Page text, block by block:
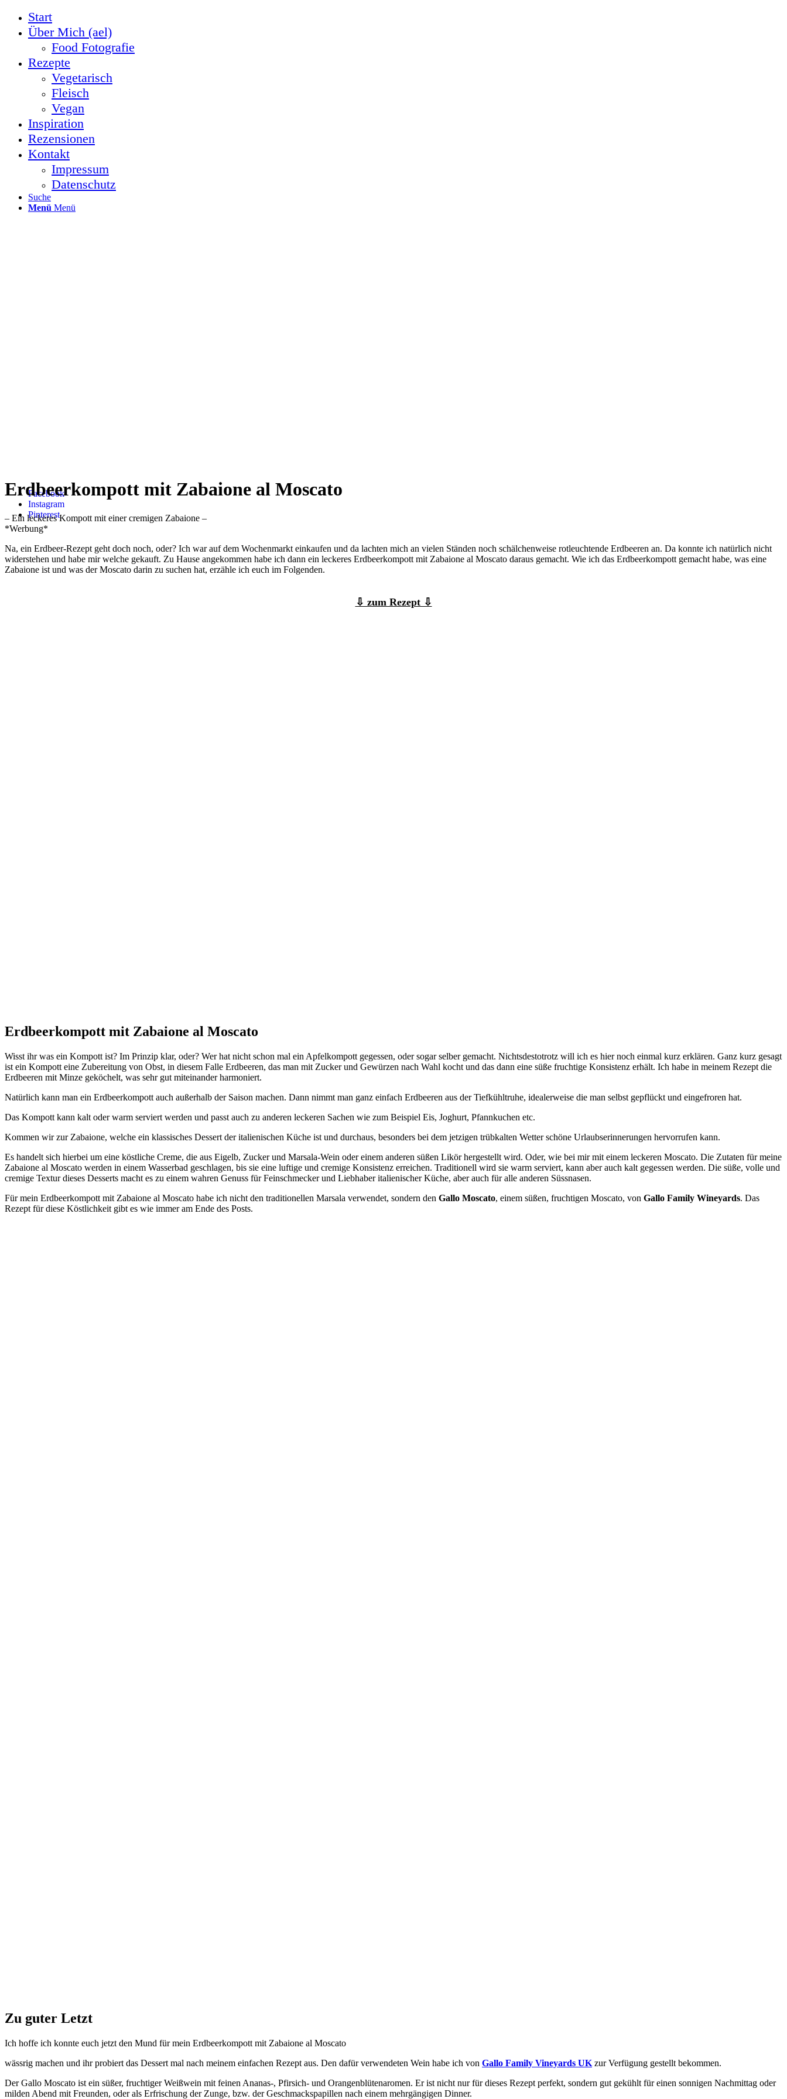
Start
Über Mich (ael)
Food Fotografie
Rezepte
Vegetarisch
Fleisch
Vegan
Inspiration
Rezensionen
Kontakt
Impressum
Datenschutz
Suche
Menü Menü
Facebook
Instagram
Pinterest
Erdbeerkompott mit Zabaione al Moscato
– Ein leckeres Kompott mit einer cremigen Zabaione –
*Werbung*
Na, ein Erdbeer-Rezept geht doch noch, oder? Ich war auf dem Wochenmarkt einkaufen und da lachten mich an vielen Ständen noch schälchenweise rotleuchtende Erdbeeren an. Da konnte ich natürlich nicht
widerstehen und habe mir welche gekauft. Zu Hause angekommen habe ich dann ein leckeres Erdbeerkompott mit Zabaione al Moscato daraus gemacht. Wie ich das Erdbeerkompott gemacht habe, was eine
Zabaione ist und was der Moscato darin zu suchen hat, erzähle ich euch im Folgenden.
⇩ zum Rezept ⇩
Erdbeerkompott mit Zabaione al Moscato
Wisst ihr was ein Kompott ist? Im Prinzip klar, oder? Wer hat nicht schon mal ein Apfelkompott gegessen, oder sogar selber gemacht. Nichtsdestotrotz will ich es hier noch einmal kurz erklären. Ganz kurz gesagt
ist ein Kompott eine Zubereitung von Obst, in diesem Falle Erdbeeren, das man mit Zucker und Gewürzen nach Wahl kocht und das dann eine süße fruchtige Konsistenz erhält. Ich habe in meinem Rezept die
Erdbeeren mit Minze geköchelt, was sehr gut miteinander harmoniert.
Natürlich kann man ein Erdbeerkompott auch außerhalb der Saison machen. Dann nimmt man ganz einfach Erdbeeren aus der Tiefkühltruhe, idealerweise die man selbst gepflückt und eingefroren hat.
Das Kompott kann kalt oder warm serviert werden und passt auch zu anderen leckeren Sachen wie zum Beispiel Eis, Joghurt, Pfannkuchen etc.
Kommen wir zur Zabaione, welche ein klassisches Dessert der italienischen Küche ist und durchaus, besonders bei dem jetzigen trübkalten Wetter schöne Urlaubserinnerungen hervorrufen kann.
Es handelt sich hierbei um eine köstliche Creme, die aus Eigelb, Zucker und Marsala-Wein oder einem anderen süßen Likör hergestellt wird. Oder, wie bei mir mit einem leckeren Moscato. Die Zutaten für meine
Zabaione al Moscato werden in einem Wasserbad geschlagen, bis sie eine luftige und cremige Konsistenz erreichen. Traditionell wird sie warm serviert, kann aber auch kalt gegessen werden. Die süße, volle und
cremige Textur dieses Desserts macht es zu einem wahren Genuss für Feinschmecker und Liebhaber italienischer Küche, aber auch für alle anderen Süssnasen.
Für mein Erdbeerkompott mit Zabaione al Moscato habe ich nicht den traditionellen Marsala verwendet, sondern den Gallo Moscato, einem süßen, fruchtigen Moscato, von Gallo Family Wineyards. Das
Rezept für diese Köstlichkeit gibt es wie immer am Ende des Posts.
Zu guter Letzt
Ich hoffe ich konnte euch jetzt den Mund für mein Erdbeerkompott mit Zabaione al Moscato
wässrig machen und ihr probiert das Dessert mal nach meinem einfachen Rezept aus. Den dafür verwendeten Wein habe ich von Gallo Family Vineyards UK zur Verfügung gestellt bekommen.
Der Gallo Moscato ist ein süßer, fruchtiger Weißwein mit feinen Ananas-, Pfirsich- und Orangenblütenaromen. Er ist nicht nur für dieses Rezept perfekt, sondern gut gekühlt für einen sonnigen Nachmittag oder
milden Abend mit Freunden, oder als Erfrischung der Zunge, bzw. der Geschmackspapillen nach einem mehrgängigen Dinner.